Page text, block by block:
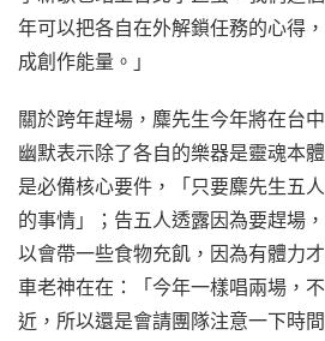
年可以把各自在外解鎖任務的心得
成創作能量。」
關於跨年趕場，麋先生今年將在台
幽默表示除了各自的樂器是靈魂本
是必備核心要件，「只要麋先生五
的事情」；告五人透露因為要趕場
以會帶一些食物充飢，因為有體力
車老神在在：「今年一樣唱兩場，
近，所以還是會請團隊注意一下時間